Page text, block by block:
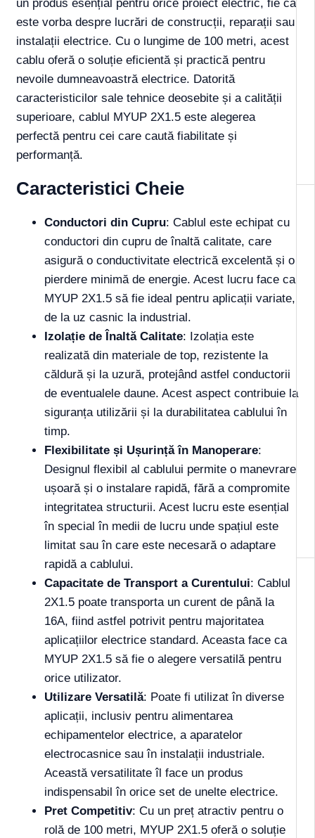
un produs esențial pentru orice proiect electric, fie că
este vorba despre lucrări de construcții, reparații sau
instalații electrice. Cu o lungime de 100 metri, acest
cablu oferă o soluție eficientă și practică pentru
nevoile dumneavoastră electrice. Datorită
caracteristicilor sale tehnice deosebite și a calității
superioare, cablul MYUP 2X1.5 este alegerea
perfectă pentru cei care caută fiabilitate și
performanță.
Caracteristici Cheie
Conductori din Cupru: Cablul este echipat cu
conductori din cupru de înaltă calitate, care
asigură o conductivitate electrică excelentă și o
pierdere minimă de energie. Acest lucru face ca
MYUP 2X1.5 să fie ideal pentru aplicații variate,
de la uz casnic la industrial.
Izolație de Înaltă Calitate: Izolația este
realizată din materiale de top, rezistente la
căldură și la uzură, protejând astfel conductorii
de eventualele daune. Acest aspect contribuie la
siguranța utilizării și la durabilitatea cablului în
timp.
Flexibilitate și Ușurință în Manoperare:
Designul flexibil al cablului permite o manevrare
ușoară și o instalare rapidă, fără a compromite
integritatea structurii. Acest lucru este esențial
în special în medii de lucru unde spațiul este
limitat sau în care este necesară o adaptare
rapidă a cablului.
Capacitate de Transport a Curentului: Cablul
2X1.5 poate transporta un curent de până la
16A, fiind astfel potrivit pentru majoritatea
aplicațiilor electrice standard. Aceasta face ca
MYUP 2X1.5 să fie o alegere versatilă pentru
orice utilizator.
Utilizare Versatilă: Poate fi utilizat în diverse
aplicații, inclusiv pentru alimentarea
echipamentelor electrice, a aparatelor
electrocasnice sau în instalații industriale.
Această versatilitate îl face un produs
indispensabil în orice set de unelte electrice.
Pret Competitiv: Cu un preț atractiv pentru o
rolă de 100 metri, MYUP 2X1.5 oferă o soluție